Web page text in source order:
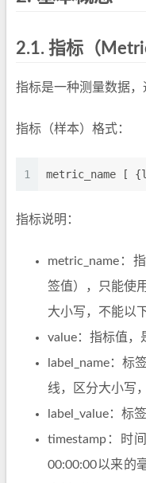
2.1. 指标（
指标是一种测量数据，
指标（样本）格式：
1 metric_name [
指标说明：
metric_name：
签值），只能使
大小写，不能以
value：指标值，
label_name：标
线，区分大小写
label_value：标
timestamp：时
00:00:00以来的